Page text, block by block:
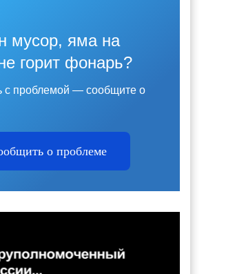
мусор, яма на
горит фонарь?
с проблемой — сообщите о
о проблеме